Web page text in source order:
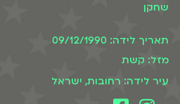
שחקן
תאריך לידה: 09/12/1990
מזל: קשת
עיר לידה: רחובות, ישראל